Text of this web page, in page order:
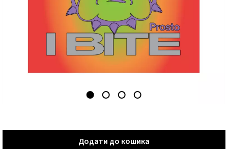
Додати до кошика
Додати до кошика